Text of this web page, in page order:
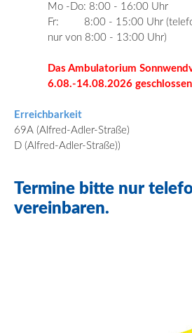
Mo -Do: 8:00 - 16:00 Uhr
Fr:
8:00 - 15:00 Uhr
nur von 8:00 - 13:00 Uhr)
Das Ambulatorium
6.08.-14.08.2026
Erreichbarkeit
69A (Alfred-Adler-Straße)
D (Alfred-Adler-Straße))
Termine bitte nur
vereinbaren.